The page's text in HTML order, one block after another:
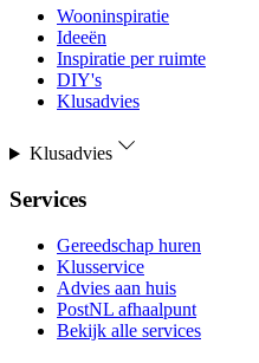
Wooninspiratie
Ideeën
Inspiratie per ruimte
DIY's
Klusadvies
Klusadvies
Services
Gereedschap huren
Klusservice
Advies aan huis
PostNL afhaalpunt
Bekijk alle services